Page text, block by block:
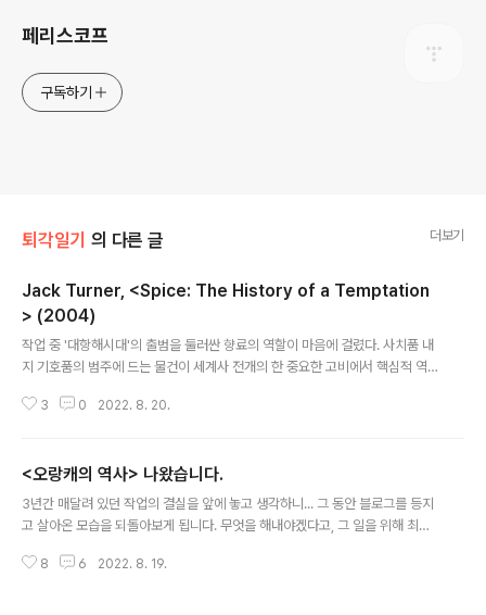
페리스코프
구독하기
퇴각일기 의 다른 글 더보기
Jack Turner, <Spice: The History of a Temptation
> (2004)
작업 중 '대항해시대'의 출범을 둘러싼 향료의 역할이 마음에 걸렸다. 사치품 내
지 기호품의 범주에 드는 물건이 세계사 전개의 한 중요한 고비에서 핵심적 역
주제로 '일품요리'를 줄줄이 내놓은 마크 쿨란스키가 향료도 다루지 않았을까
적당한 것을 추가로 구해 봐야 할 것으로 생각했다. 그런데 기대보다 고찰 범위
가 넓으면서도 (시간적, 공간적으로, 그리고 학술분야에서) 감각도 뛰어나고 정
리도 차분해서 향료에 관한 한 이 책으로 만족한다. 갖고 있던 궁금증이 대충 풀
3 0 2022. 8. 20.
<오랑캐의 역사> 나왔습니다.
3년간 매달려 있던 작업의 결실을 앞에 놓고 생각하니... 그 동안 블로그를 등지
고 살아온 모습을 되돌아보게 됩니다. 무엇을 해내야겠다고, 그 일을 위해 최선
가 나 자신의 모습까지 찌그러진 게 아닌가 자격지심까지 듭니다. 나온 책을 제
8 6 2022. 8. 19.